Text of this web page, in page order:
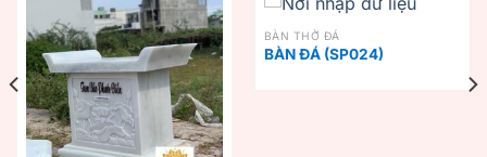
BÀN THỜ ĐÁ
BÀN ĐÁ (SP024)